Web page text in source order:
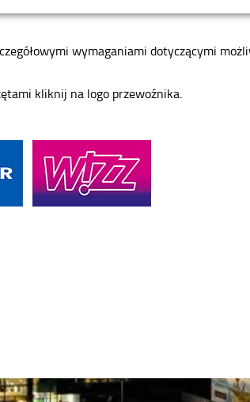
wymaganiami dotyczącymi
kliknij na logo przewoźnika.